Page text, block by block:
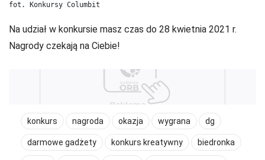
fot. Konkursy Columbit
Na udział w konkursie masz czas do 28 kwietnia 2021 r.
Nagrody czekają na Ciebie!
konkurs nagroda okazja wygrana dg
darmowe gadżety konkurs kreatywny biedronka